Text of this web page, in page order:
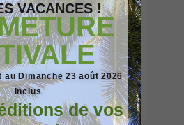
VACANCES !
au Dimanche 23 août 2026
inclus
de vos